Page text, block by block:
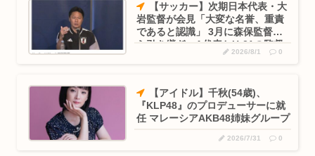
【サッカー】次期日本代表・大
岩監督が会見「大変な名誉、重責
であると認識」 3月に森保監督か
ら引き継ぎ、A代表とU-21の監督
2026/8/1 0
【アイドル】千秋(54歳)、
『KLP48』のプロデューサーに就
任 マレーシアAKB48姉妹グループ
2026/7/31 0